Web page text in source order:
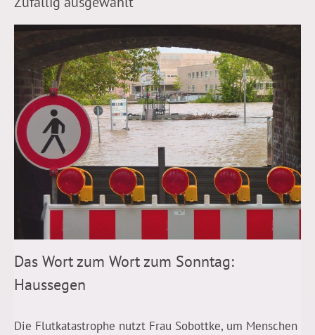
Das Wort zum Wort zum Sonntag:
Haussegen
Die Flutkatastrophe nutzt Frau Sobottke, um Menschen